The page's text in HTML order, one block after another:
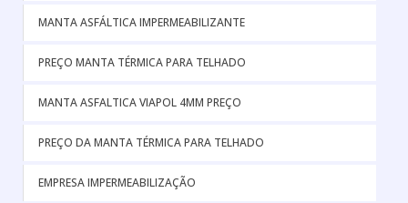
MANTA ASFÁLTICA IMPERMEABILIZANTE
PREÇO MANTA TÉRMICA PARA TELHADO
MANTA ASFALTICA VIAPOL 4MM PREÇO
PREÇO DA MANTA TÉRMICA PARA TELHADO
EMPRESA IMPERMEABILIZAÇÃO